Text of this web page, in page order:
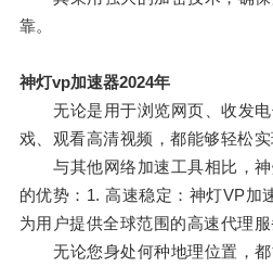
靠。
神灯vp加速器2024年
无论是用于浏览网页、收发电
戏、观看高清视频，都能够轻松
与其他网络加速工具相比，神
的优势：1. 高速稳定：神灯VP加
为用户提供全球范围的高速代理服
无论您身处何种地理位置，都